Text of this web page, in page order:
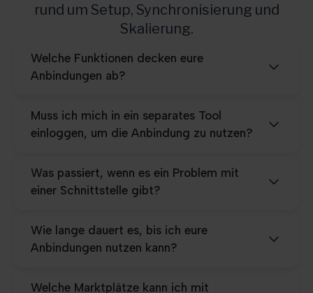
rund um Setup, Synchronisierung und
Skalierung.
Welche Funktionen decken eure
Anbindungen ab?
Muss ich mich in ein separates Tool
einloggen, um die Anbindung zu nutzen?
Was passiert, wenn es ein Problem mit
einer Schnittstelle gibt?
Wie lange dauert es, bis ich eure
Anbindungen nutzen kann?
Welche Marktplätze kann ich mit